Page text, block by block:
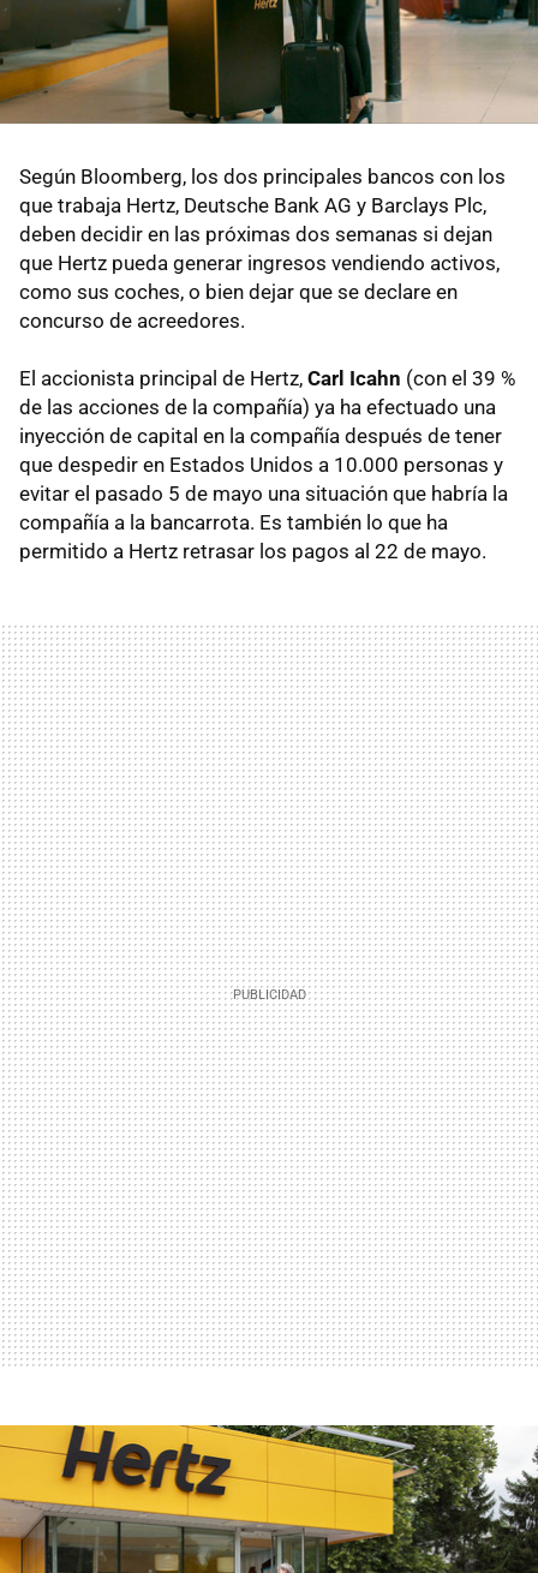
Según Bloomberg, los dos principales bancos con los
que trabaja Hertz, Deutsche Bank AG y Barclays Plc,
deben decidir en las próximas dos semanas si dejan
que Hertz pueda generar ingresos vendiendo activos,
como sus coches, o bien dejar que se declare en
concurso de acreedores.
El accionista principal de Hertz, Carl Icahn (con el 39 %
de las acciones de la compañía) ya ha efectuado una
inyección de capital en la compañía después de tener
que despedir en Estados Unidos a 10.000 personas y
evitar el pasado 5 de mayo una situación que habría la
compañía a la bancarrota. Es también lo que ha
permitido a Hertz retrasar los pagos al 22 de mayo.